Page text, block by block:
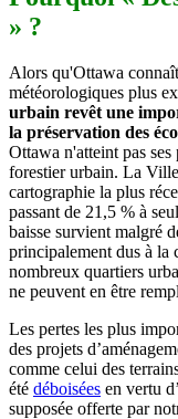
» ?
Alors qu'Ottawa
météorologiques plus
urbain revêt une
la préservation des
Ottawa n'atteint pas
forestier urbain. La
cartographie la plus
passant de 21,5 % à
baisse survient malgré
principalement dus à la
nombreux quartiers
ne peuvent en être
Les pertes les plus
des projets
comme celui des
été déboisées en vertu
supposée offerte par